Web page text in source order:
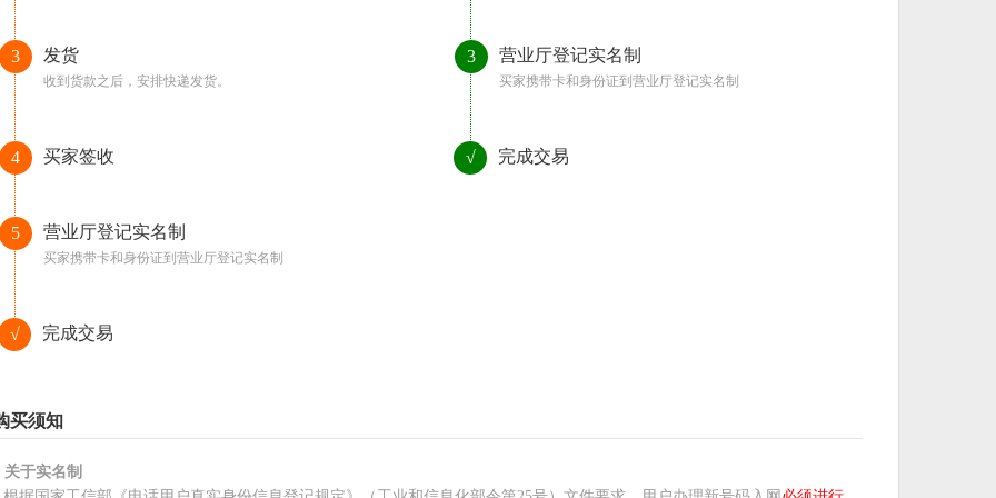
3 发货
收到货款之后，安排快递发货。
4 买家签收
5 营业厅登记实名制
买家携带卡和身份证到营业厅登记实名制
√ 完成交易
3 营业厅登记实名制
买家携带卡和身份证到营业厅登记实名制
√ 完成交易
买须知
关于实名制